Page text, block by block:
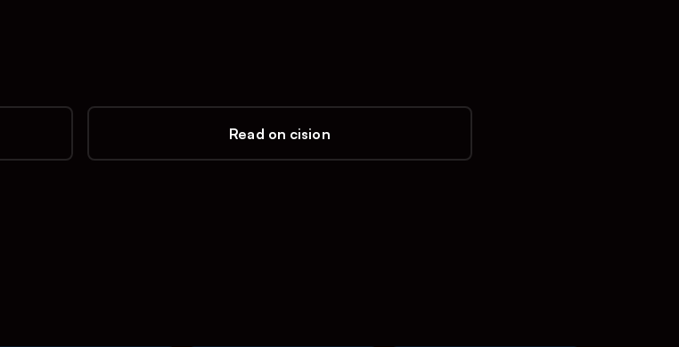
Read on cision